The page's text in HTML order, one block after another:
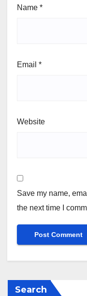
Name *
Email *
Website
Save my name,
the next time I
Search